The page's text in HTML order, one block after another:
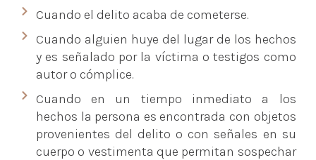
Cuando el delito acaba de cometerse.
Cuando alguien huye del lugar de los hechos
y es señalado por la víctima o testigos como
autor o cómplice.
Cuando en un tiempo inmediato a los
hechos la persona es encontrada con objetos
provenientes del delito o con señales en su
cuerpo o vestimenta que permitan sospechar